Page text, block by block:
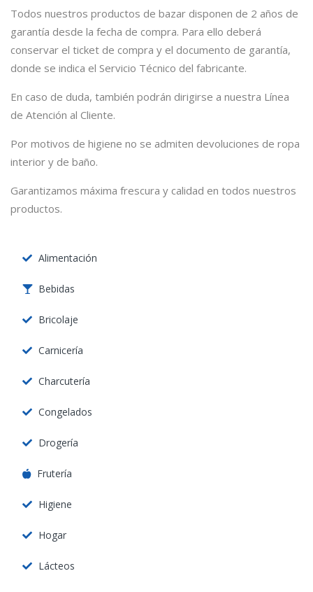
Todos nuestros productos de bazar disponen de 2 años de
garantía desde la fecha de compra. Para ello deberá
conservar el ticket de compra y el documento de garantía,
donde se indica el Servicio Técnico del fabricante.
En caso de duda, también podrán dirigirse a nuestra Línea
de Atención al Cliente.
Por motivos de higiene no se admiten devoluciones de ropa
interior y de baño.
Garantizamos máxima frescura y calidad en todos nuestros
productos.
Alimentación
Bebidas
Bricolaje
Carnicería
Charcutería
Congelados
Drogería
Frutería
Higiene
Hogar
Lácteos